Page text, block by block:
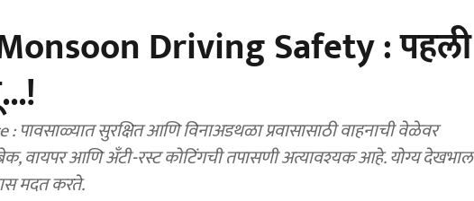
Driving Safety : पहली
सुरक्षित आणि विनाअडथळा प्रवासासाठी वाहनाची वेळेवर
ब्रेक, वायपर आणि अँटी-रस्ट कोटिंगची तपासणी अत्यावश्यक आहे. योग्य देखभाल
मदत करते.